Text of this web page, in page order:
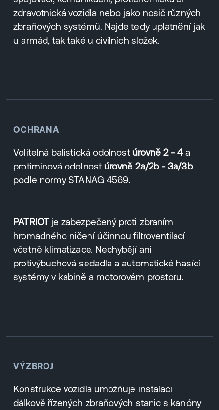
zdravotnická vozidla nebo jako nosič různých
zbraňových systémů. Najde tedy uplatnění jak
u armád, tak také u civilních složek.
OCHRANA
Volitelná balistická odolnostúrovně 2 - 4a
protiminová odolnost úrovně 2a/2b - 3a/3b
podle normy STANAG 4569.
PATRIOTje zabezpečený proti zbraním
hromadného ničení účinnou filtroventilací
včetně klimatizace. Nechybějí ani
protivýbuchová sedadla a automatické hasící
systémy v kabině a motorovém prostoru.
VÝZBROJ
Konstrukce vozidla umožňuje instalaci
dálkově řízených zbraňových stanic s kanóny